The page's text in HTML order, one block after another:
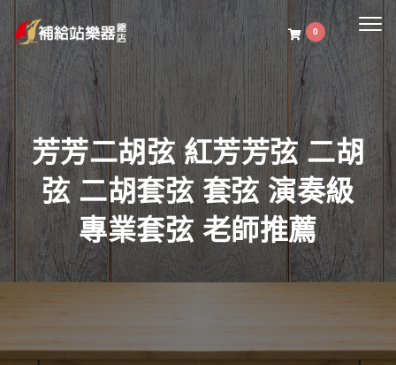
0
芳芳二胡弦 紅芳芳弦 二胡
弦 二胡套弦 套弦 演奏級
專業套弦 老師推薦